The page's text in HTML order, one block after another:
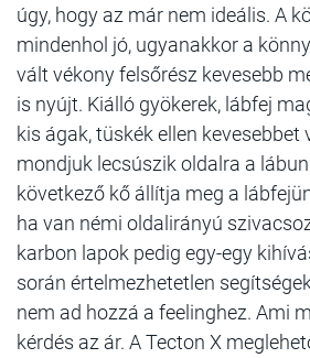
úgy, hogy az már nem ideális. A
mindenhol jó, ugyanakkor a
vált vékony felsőrész kevesebb
is nyújt. Kiálló gyökerek, lábfej
kis ágak, tüskék ellen kevesebbet
mondjuk lecsúszik oldalra a
következő kő állítja meg a
ha van némi oldalirányú
karbon lapok pedig egy-egy
során értelmezhetetlen
nem ad hozzá a feelinghez. Ami
kérdés az ár. A Tecton X